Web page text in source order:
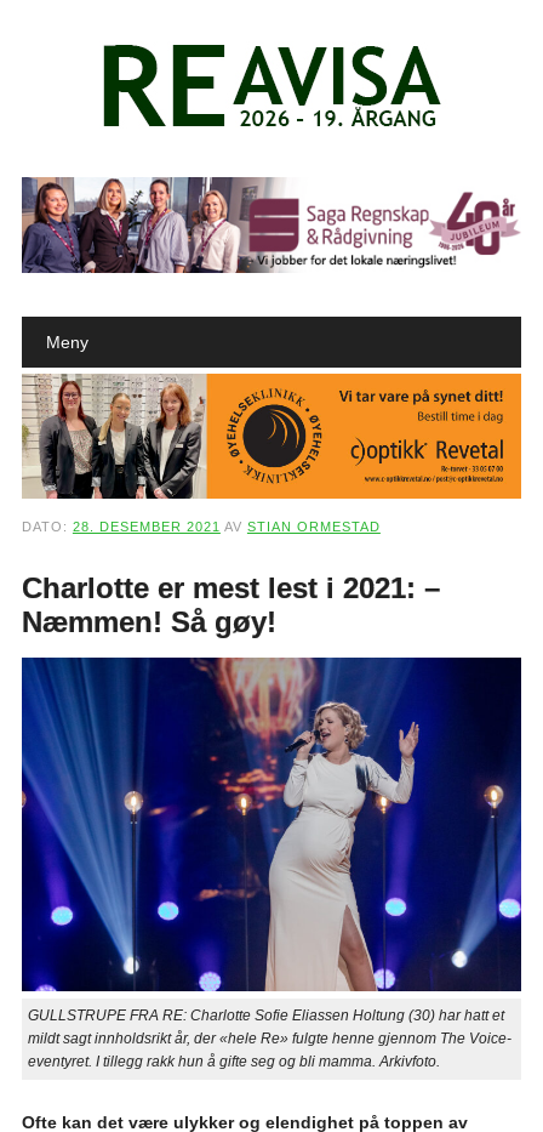
Main menu
Meny
DATO: 28. DESEMBER 2021 AV STIAN ORMESTAD
Charlotte er mest lest i 2021: –
Næmmen! Så gøy!
GULLSTRUPE FRA RE: Charlotte Sofie Eliassen Holtung (30) har hatt et
mildt sagt innholdsrikt år, der «hele Re» fulgte henne gjennom The Voice-
eventyret. I tillegg rakk hun å gifte seg og bli mamma. Arkivfoto.
Ofte kan det være ulykker og elendighet på toppen av